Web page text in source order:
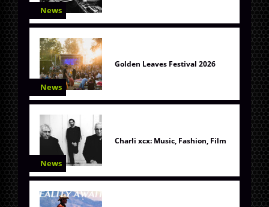
News
News
Golden Leaves Festival 2026
News
Charli xcx: Music, Fashion, Film